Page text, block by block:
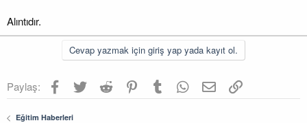
Alıntıdır.
Cevap yazmak için giriş yap yada kayıt ol.
Paylaş: Facebook
TwitterReddit PinterestTumblr WhatsApp
E-postaLink
Eğitim Haberleri